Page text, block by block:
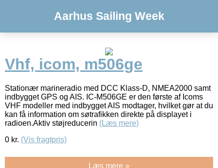
Aarhus Sailing Week
Vhf, icom, m506ge
Stationær marineradio med DCC Klass-D, NMEA2000 samt
indbygget GPS og AIS. IC-M506GE er den første af Icoms
VHF modeller med indbygget AIS modtager, hvilket gør at du
kan få information om søtrafikken direkte på displayet i
radioen.Aktiv støjreducerin (Læs mere)
0 kr. (Vis fragtpris)
Læs mere »